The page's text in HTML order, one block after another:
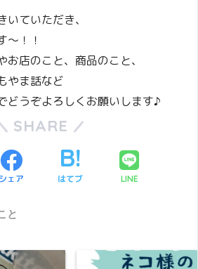
ていただき、
〜！！
店のこと、商品のこと、
やま話など
どうぞよろしくお願いします♪
SHARE
シェア はてブ LINE
と